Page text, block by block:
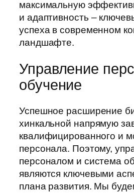
максимальную
и адаптивность –
успеха в современном
ландшафте.
Управление
обучение
Успешное расширение
хинкальной напрямую
квалифицированного и
персонала. Поэтому,
персоналом и система
являются ключевыми
плана развития. Мы